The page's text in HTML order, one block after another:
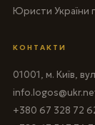
Юристи України
КОНТАКТИ
01001, м. Київ,
+380 67 328 72